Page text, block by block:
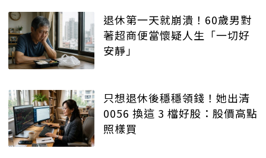
退休第一天就崩潰！60歲男對
著超商便當懷疑人生「一切好
安靜」
只想退休後穩穩領錢！她出清
0056 換這 3 檔好股：股價高點
照樣買